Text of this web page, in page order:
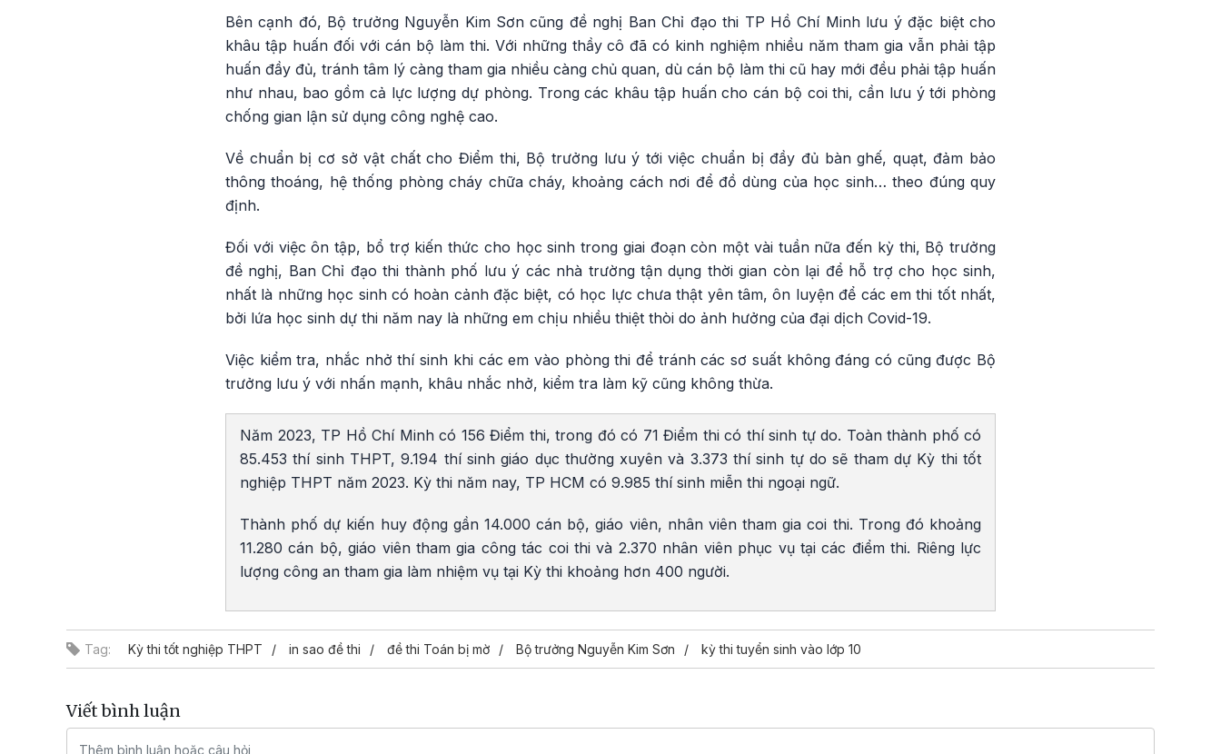
Bên cạnh đó, Bộ trưởng Nguyễn Kim Sơn cũng đề nghị Ban Chỉ đạo thi TP Hồ Chí Minh lưu ý đặc biệt cho
khâu tập huấn đối với cán bộ làm thi. Với những thầy cô đã có kinh nghiệm nhiều năm tham gia vẫn phải tập
huấn đầy đủ, tránh tâm lý càng tham gia nhiều càng chủ quan, dù cán bộ làm thi cũ hay mới đều phải tập huấn
như nhau, bao gồm cả lực lượng dự phòng. Trong các khâu tập huấn cho cán bộ coi thi, cần lưu ý tới phòng
chống gian lận sử dụng công nghệ cao.
Về chuẩn bị cơ sở vật chất cho Điểm thi, Bộ trưởng lưu ý tới việc chuẩn bị đầy đủ bàn ghế, quạt, đảm bảo
thông thoáng, hệ thống phòng cháy chữa cháy, khoảng cách nơi để đồ dùng của học sinh… theo đúng quy
định.
Đối với việc ôn tập, bổ trợ kiến thức cho học sinh trong giai đoạn còn một vài tuần nữa đến kỳ thi, Bộ trưởng
đề nghị, Ban Chỉ đạo thi thành phố lưu ý các nhà trường tận dụng thời gian còn lại để hỗ trợ cho học sinh,
nhất là những học sinh có hoàn cảnh đặc biệt, có học lực chưa thật yên tâm, ôn luyện để các em thi tốt nhất,
bởi lứa học sinh dự thi năm nay là những em chịu nhiều thiệt thòi do ảnh hưởng của đại dịch Covid-19.
Việc kiểm tra, nhắc nhở thí sinh khi các em vào phòng thi để tránh các sơ suất không đáng có cũng được Bộ
trưởng lưu ý với nhấn mạnh, khâu nhắc nhở, kiểm tra làm kỹ cũng không thừa.
Năm 2023, TP Hồ Chí Minh có 156 Điểm thi, trong đó có 71 Điểm thi có thí sinh tự do. Toàn thành phố có
85.453 thí sinh THPT, 9.194 thí sinh giáo dục thường xuyên và 3.373 thí sinh tự do sẽ tham dự Kỳ thi tốt
nghiệp THPT năm 2023. Kỳ thi năm nay, TP HCM có 9.985 thí sinh miễn thi ngoại ngữ.
Thành phố dự kiến huy động gần 14.000 cán bộ, giáo viên, nhân viên tham gia coi thi. Trong đó khoảng
11.280 cán bộ, giáo viên tham gia công tác coi thi và 2.370 nhân viên phục vụ tại các điểm thi. Riêng lực
lượng công an tham gia làm nhiệm vụ tại Kỳ thi khoảng hơn 400 người.
Tag: Kỳ thi tốt nghiệp THPT in sao đề thi đề thi Toán bị mờ Bộ trưởng Nguyễn Kim Sơn kỳ thi tuyển sinh vào lớp 10
Viết bình luận